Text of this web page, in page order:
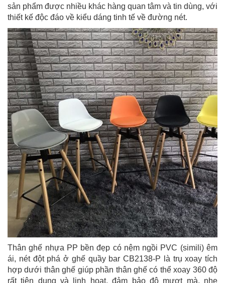
sản phẩm được nhiều khác hàng quan tâm và tin dùng, với
thiết kế độc đáo về kiểu dáng tinh tế về đường nét.
Thân ghế nhựa PP bền đẹp có nệm ngồi PVC (simili) êm
ái, nét đột phá ở ghế quầy bar CB2138-P là trụ xoay tích
hợp dưới thân ghế giúp phần thân ghế có thể xoay 360 độ
rất tiện dụng và linh hoạt, đảm bảo độ mượt mà, nhẹ